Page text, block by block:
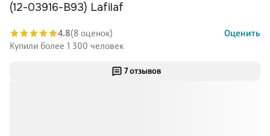
7 отзывов
(12-03916-B93) Lafilaf
4.8(8 оценок)
Оценить
Купили более 1 300 человек